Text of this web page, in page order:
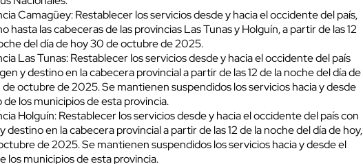
Camagüey: Restablecer los servicios desde y hacia el occidente del país,
hasta las cabeceras de las provincias Las Tunas y Holguín, a partir de las 12
del día de hoy 30 de octubre de 2025.
Las Tunas: Restablecer los servicios desde y hacia el occidente del país
y destino en la cabecera provincial a partir de las 12 de la noche del día de
octubre de 2025. Se mantienen suspendidos los servicios hacia y desde
de los municipios de esta provincia.
Holguín: Restablecer los servicios desde y hacia el occidente del país con
destino en la cabecera provincial a partir de las 12 de la noche del día de hoy,
de 2025. Se mantienen suspendidos los servicios hacia y desde el
los municipios de esta provincia.